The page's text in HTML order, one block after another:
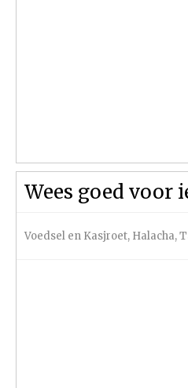
Wees goed voor
Voedsel en Kasjroet, Halacha,